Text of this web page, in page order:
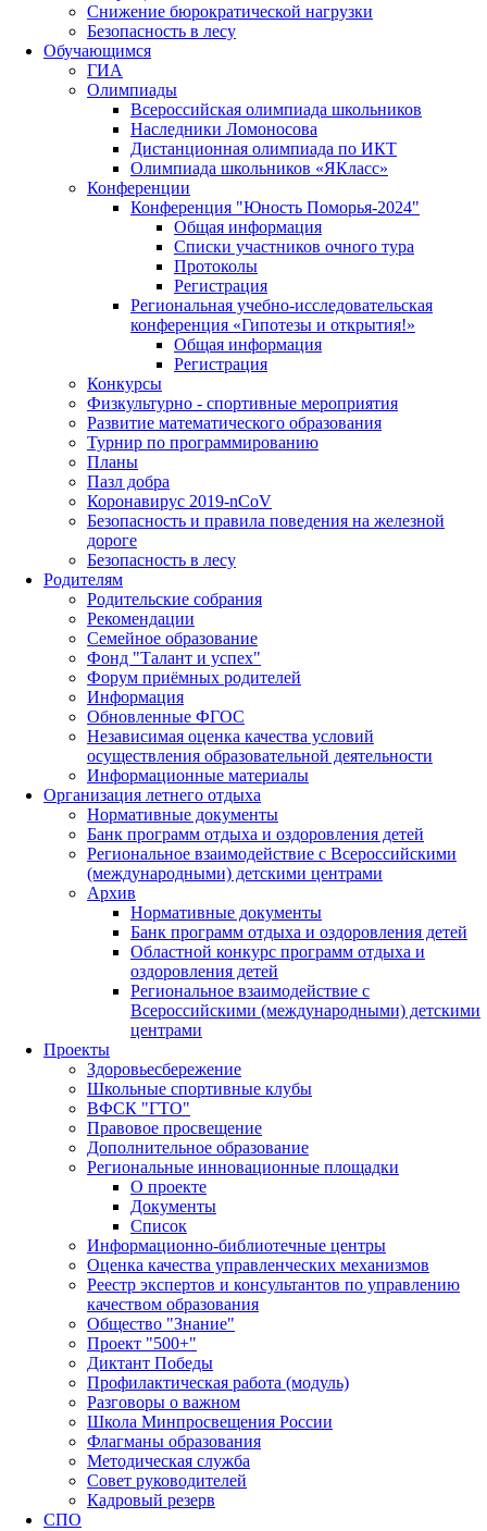
Снижение бюрократической нагрузки
Безопасность в лесу
Обучающимся
ГИА
Олимпиады
Всероссийская олимпиада школьников
Наследники Ломоносова
Дистанционная олимпиада по ИКТ
Олимпиада школьников «ЯКласс»
Конференции
Конференция "Юность Поморья-2024"
Общая информация
Списки участников очного тура
Протоколы
Регистрация
Региональная учебно-исследовательская
конференция «Гипотезы и открытия!»
Общая информация
Регистрация
Конкурсы
Физкультурно - спортивные мероприятия
Развитие математического образования
Турнир по программированию
Планы
Пазл добра
Коронавирус 2019-nCoV
Безопасность и правила поведения на железной
дороге
Безопасность в лесу
Родителям
Родительские собрания
Рекомендации
Семейное образование
Фонд "Талант и успех"
Форум приёмных родителей
Информация
Обновленные ФГОС
Независимая оценка качества условий
осуществления образовательной деятельности
Информационные материалы
Организация летнего отдыха
Нормативные документы
Банк программ отдыха и оздоровления детей
Региональное взаимодействие с Всероссийскими
(международными) детскими центрами
Архив
Нормативные документы
Банк программ отдыха и оздоровления детей
Областной конкурс программ отдыха и
оздоровления детей
Региональное взаимодействие с
Всероссийскими (международными) детскими
центрами
Проекты
Здоровьесбережение
Школьные спортивные клубы
ВФСК "ГТО"
Правовое просвещение
Дополнительное образование
Региональные инновационные площадки
О проекте
Документы
Список
Информационно-библиотечные центры
Оценка качества управленческих механизмов
Реестр экспертов и консультантов по управлению
качеством образования
Общество "Знание"
Проект "500+"
Диктант Победы
Профилактическая работа (модуль)
Разговоры о важном
Школа Минпросвещения России
Флагманы образования
Методическая служба
Совет руководителей
Кадровый резерв
СПО